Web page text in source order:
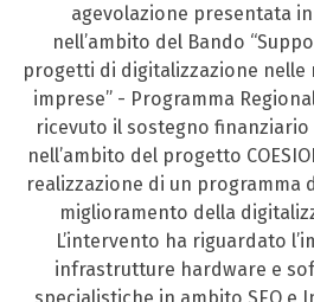
agevolazione presentata
nell’ambito del Bando
progetti di digitalizzazione nelle
imprese” - Programma
ricevuto il sostegno finanziario
nell’ambito del progetto
realizzazione di un programma
miglioramento della
L’intervento ha riguardato
infrastrutture hardware e